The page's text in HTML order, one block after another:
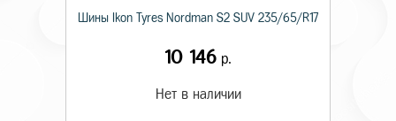
Шины Ikon Tyres Nordman S2 SUV 235/65/R17
10 146 р.
Нет в наличии